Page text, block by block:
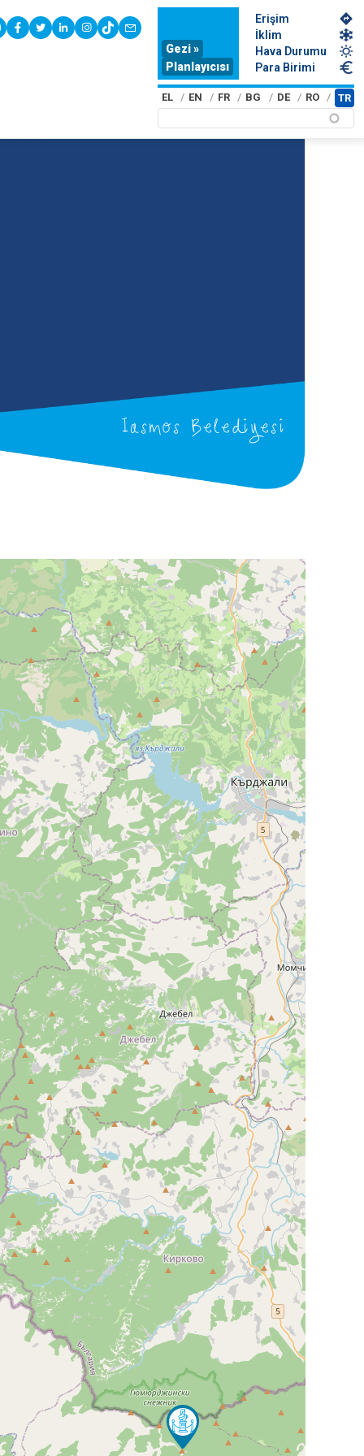
youtubefacebook
twitterlinkedininstagram
tiktokcontact
Gezi »
Planlayıcısı
Erişim
İklim
Hava Durumu
Para Birimi
EL EN FR BG DE RO TR
Iasmos Belediyesi